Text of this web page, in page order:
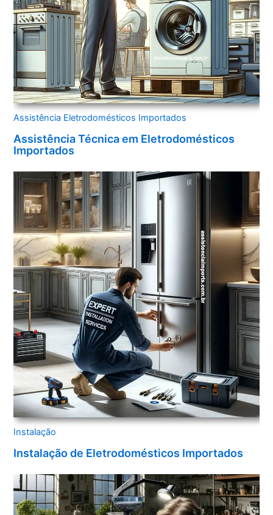
Assistência Eletrodomésticos Importados
Assistência Técnica em Eletrodomésticos
Importados
Instalação
Instalação de Eletrodomésticos Importados